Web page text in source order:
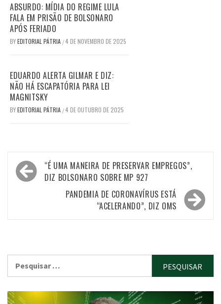
ABSURDO: MÍDIA DO REGIME LULA
FALA EM PRISÃO DE BOLSONARO
APÓS FERIADO
BYEDITORIAL PÁTRIA /4 DE NOVEMBRO DE 2025
EDUARDO ALERTA GILMAR E DIZ:
NÃO HÁ ESCAPATÓRIA PARA LEI
MAGNITSKY
BYEDITORIAL PÁTRIA /4 DE OUTUBRO DE 2025
Navegação
de
“É UMA MANEIRA DE PRESERVAR EMPREGOS”,
DIZ BOLSONARO SOBRE MP 927
PANDEMIA DE CORONAVÍRUS ESTÁ
“ACELERANDO”, DIZ OMS
por: